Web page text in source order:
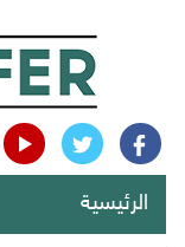
الرئيسية